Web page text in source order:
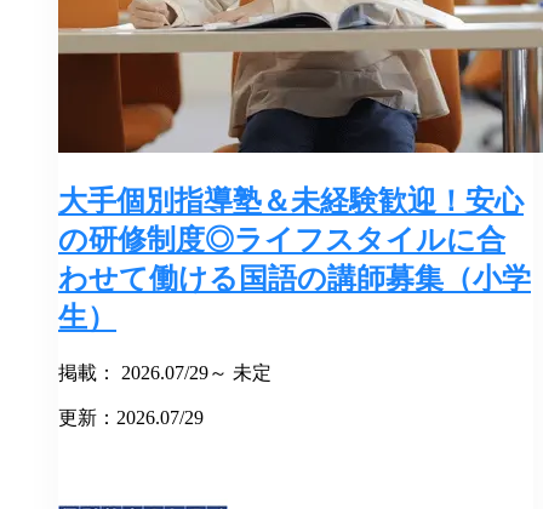
大手個別指導塾＆未経験歓迎！安心
の研修制度◎ライフスタイルに合
わせて働ける国語の講師募集（小学
生）
掲載： 2026.07/29～ 未定
更新：2026.07/29